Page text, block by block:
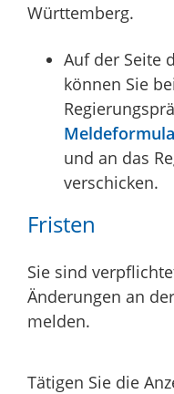
Württemberg.
Auf der Seite
können Sie
und an das
verschicken.
Fristen
Sie sind
Änderungen an
melden.
Tätigen Sie die